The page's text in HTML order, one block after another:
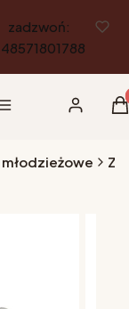
zadzwoń:
Menu Zaloguj się